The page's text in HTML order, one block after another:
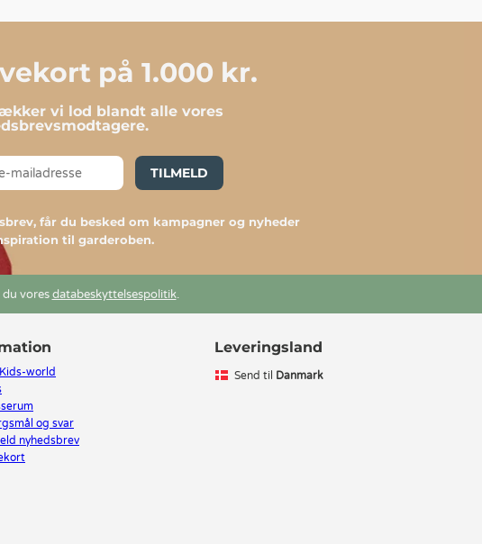
på 1.000 kr.
vi lod blandt alle vores
TILMELD
får du besked om kampagner og nyheder
til garderoben.
du voresdatabeskyttelsespolitik.
world
og svar
nyhedsbrev
Leveringsland
Send til Danmark